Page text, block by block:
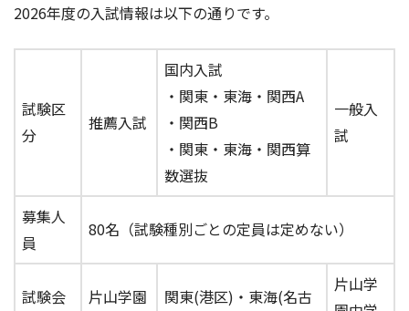
2026年度の入試情報は以下の通りです。
試験区
分
推薦入試
国内入試
・関東・東海・関西A
・関西B
・関東・東海・関西算
数選抜
一般入
試
募集人
員
80名（試験種別ごとの定員は定めない）
試験会
片山学園
関東(港区)・東海(名古
片山学